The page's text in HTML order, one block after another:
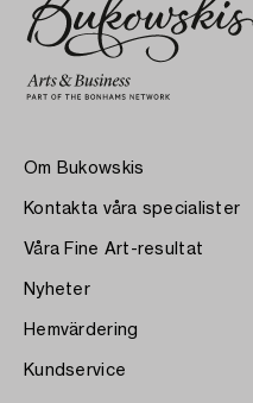
Om Bukowskis
Kontakta våra specialister
Våra Fine Art-resultat
Nyheter
Hemvärdering
Kundservice